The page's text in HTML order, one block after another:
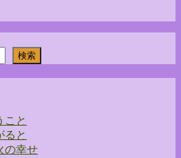
検索
と
と
の幸せ